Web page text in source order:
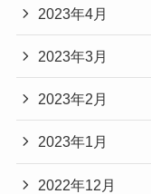
2023年4月
2023年3月
2023年2月
2023年1月
2022年12月